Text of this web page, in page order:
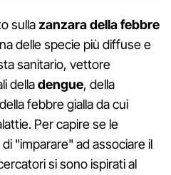
sullazanzara della febbre
delle specie più diffuse e
sanitario, vettore
delladengue, della
febbre gialla da cui
Per capire se le
"imparare" ad associare il
si sono ispirati al